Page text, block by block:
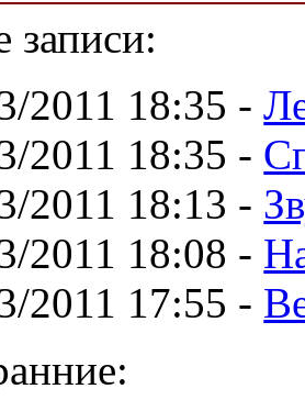
записи:
2011 18:35 -
2011 18:35 -
2011 18:13 -
2011 18:08 -
2011 17:55 -